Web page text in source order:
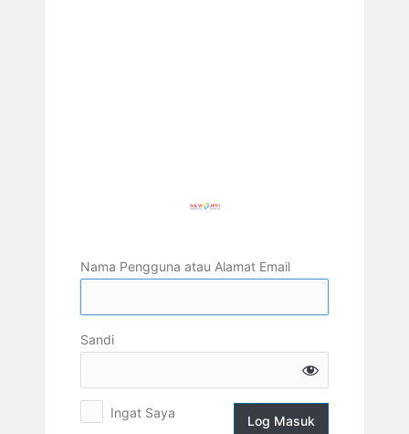
Log
Nama Pengguna atau Alamat Email
Sandi
Ingat Saya